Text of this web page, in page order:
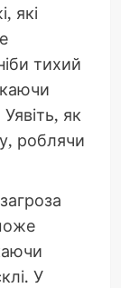
які
тихий
як
роблячи
У